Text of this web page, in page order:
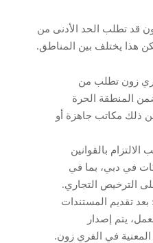
قد تطلب الحد الأدنى من
هذا يختلف بين المناطق.
زون تطلب من
المنطقة الحرة
ذلك مكاتب جاهزة أو
الالتزام بالقوانين
في دبي، بما في
الترخيص التجاري.
بعد تقديم المستندات
يتم إصدار
في الفري زون.